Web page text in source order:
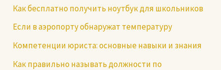
Как бесплатно получить ноутбук для школьников
Если в аэропорту обнаружат температуру
Компетенции юриста: основные навыки и знания
Как правильно называть должности по